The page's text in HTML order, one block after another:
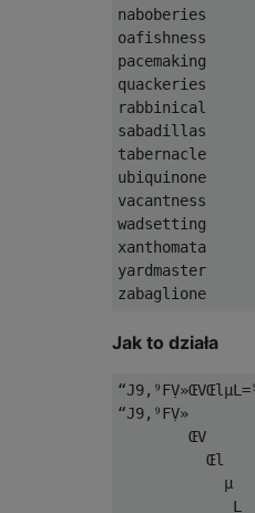
naboberies
oafishness
pacemaking
quackeries
rabbinical
sabadillas
tabernacle
ubiquinone
vacantness
wadsetting
xanthomata
yardmaster
Jak to działa
“J9,⁹FṾ»
ŒV
Œl
µ
L